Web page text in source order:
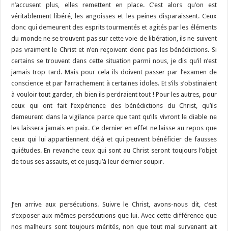
n’accusent plus, elles remettent en place. C’est alors qu’on est
véritablement libéré, les angoisses et les peines disparaissent. Ceux
donc qui demeurent des esprits tourmentés et agités par les éléments
du monde ne se trouvent pas sur cette voie de libération, ils ne suivent
pas vraiment le Christ et n’en reçoivent donc pas les bénédictions. Si
certains se trouvent dans cette situation parmi nous, je dis qu’il n’est
jamais trop tard. Mais pour cela ils doivent passer par l’examen de
conscience et par l’arrachement à certaines idoles. Et s’ils s’obstinaient
à vouloir tout garder, eh bien ils perdraient tout ! Pour les autres, pour
ceux qui ont fait l’expérience des bénédictions du Christ, qu’ils
demeurent dans la vigilance parce que tant qu’ils vivront le diable ne
les laissera jamais en paix. Ce dernier en effet ne laisse au repos que
ceux qui lui appartiennent déjà et qui peuvent bénéficier de fausses
quiétudes. En revanche ceux qui sont au Christ seront toujours l’objet
de tous ses assauts, et ce jusqu’à leur dernier soupir.
J’en arrive aux persécutions. Suivre le Christ, avons-nous dit, c’est
s’exposer aux mêmes persécutions que lui. Avec cette différence que
nos malheurs sont toujours mérités, non que tout mal survenant ait